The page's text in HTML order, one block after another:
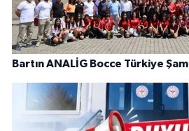
Bartın ANALİG Bocce Türkiye